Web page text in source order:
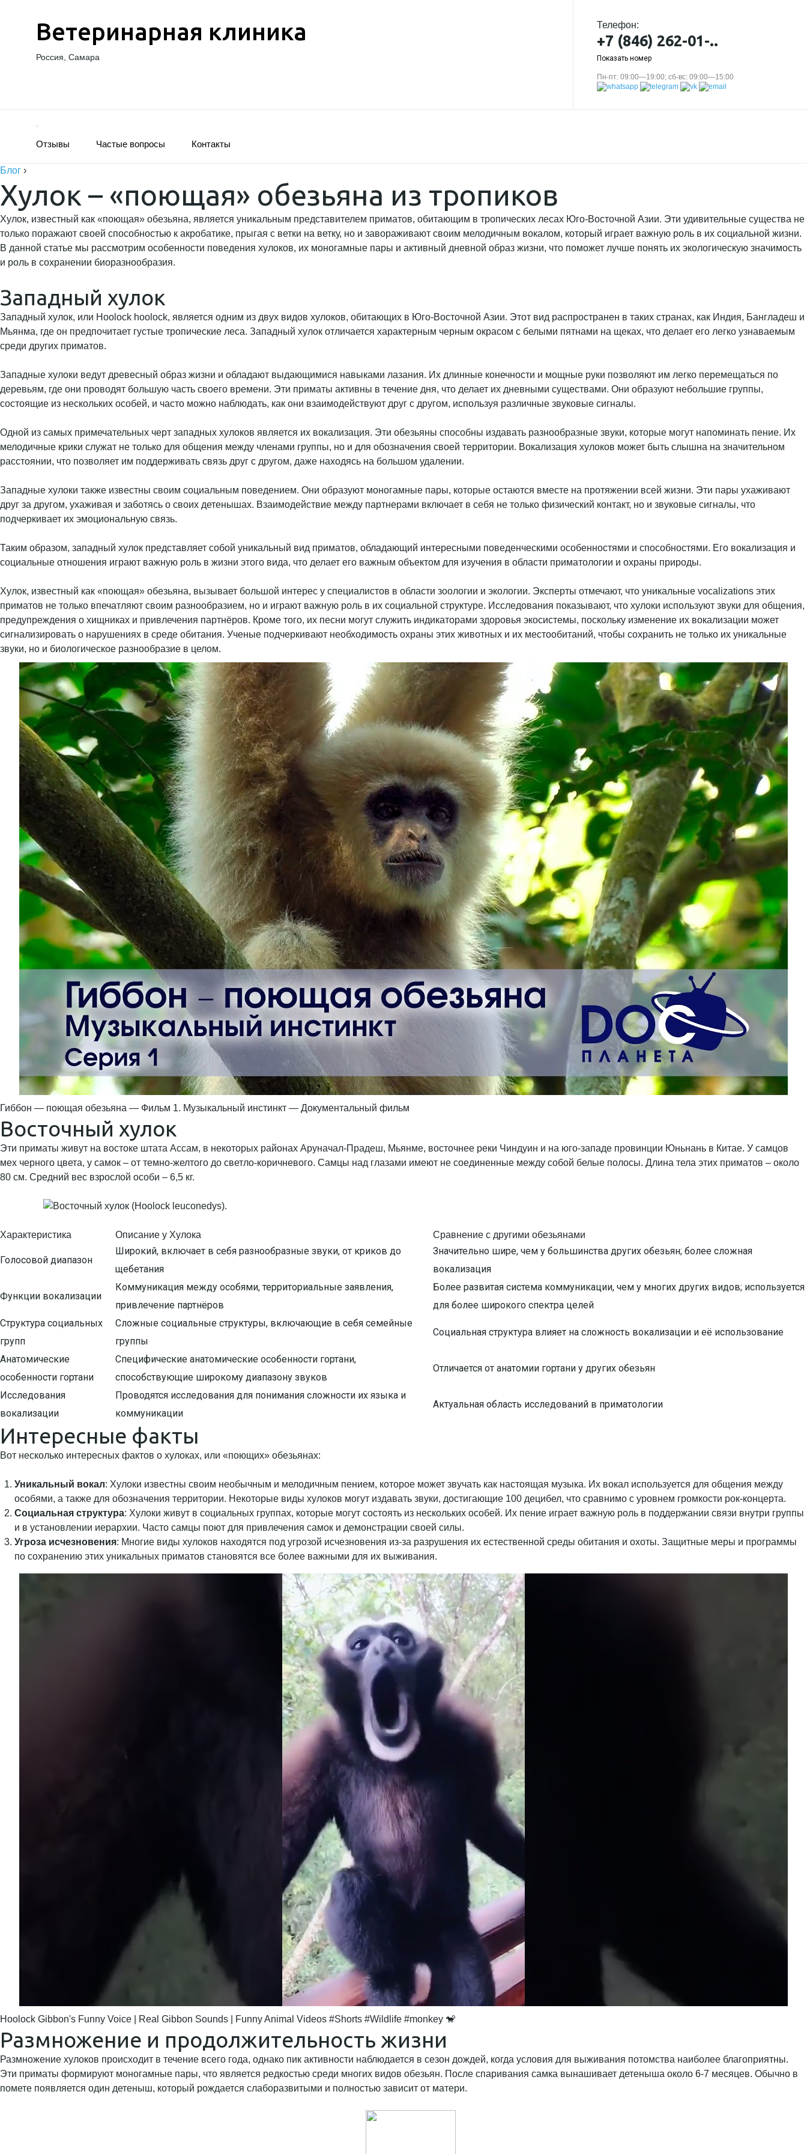
Ветеринарная клиника
Россия, Самара
Телефон:
+7 (846) 262-01-..
Показать номер
Пн-пт: 09:00—19:00; сб-вс: 09:00—15:00
Отзывы Частые вопросы Контакты
Блог ›
Хулок – «поющая» обезьяна из тропиков
Хулок, известный как «поющая» обезьяна, является уникальным представителем приматов, обитающим в тропических лесах Юго-Восточной Азии. Эти удивительные существа не
только поражают своей способностью к акробатике, прыгая с ветки на ветку, но и завораживают своим мелодичным вокалом, который играет важную роль в их социальной жизни.
В данной статье мы рассмотрим особенности поведения хулоков, их моногамные пары и активный дневной образ жизни, что поможет лучше понять их экологическую значимость
и роль в сохранении биоразнообразия.
Западный хулок
Западный хулок, или Hoolock hoolock, является одним из двух видов хулоков, обитающих в Юго-Восточной Азии. Этот вид распространен в таких странах, как Индия, Бангладеш и
Мьянма, где он предпочитает густые тропические леса. Западный хулок отличается характерным черным окрасом с белыми пятнами на щеках, что делает его легко узнаваемым
среди других приматов.
Западные хулоки ведут древесный образ жизни и обладают выдающимися навыками лазания. Их длинные конечности и мощные руки позволяют им легко перемещаться по
деревьям, где они проводят большую часть своего времени. Эти приматы активны в течение дня, что делает их дневными существами. Они образуют небольшие группы,
состоящие из нескольких особей, и часто можно наблюдать, как они взаимодействуют друг с другом, используя различные звуковые сигналы.
Одной из самых примечательных черт западных хулоков является их вокализация. Эти обезьяны способны издавать разнообразные звуки, которые могут напоминать пение. Их
мелодичные крики служат не только для общения между членами группы, но и для обозначения своей территории. Вокализация хулоков может быть слышна на значительном
расстоянии, что позволяет им поддерживать связь друг с другом, даже находясь на большом удалении.
Западные хулоки также известны своим социальным поведением. Они образуют моногамные пары, которые остаются вместе на протяжении всей жизни. Эти пары ухаживают
друг за другом, ухаживая и заботясь о своих детенышах. Взаимодействие между партнерами включает в себя не только физический контакт, но и звуковые сигналы, что
подчеркивает их эмоциональную связь.
Таким образом, западный хулок представляет собой уникальный вид приматов, обладающий интересными поведенческими особенностями и способностями. Его вокализация и
социальные отношения играют важную роль в жизни этого вида, что делает его важным объектом для изучения в области приматологии и охраны природы.
Хулок, известный как «поющая» обезьяна, вызывает большой интерес у специалистов в области зоологии и экологии. Эксперты отмечают, что уникальные vocalizations этих
приматов не только впечатляют своим разнообразием, но и играют важную роль в их социальной структуре. Исследования показывают, что хулоки используют звуки для общения,
предупреждения о хищниках и привлечения партнёров. Кроме того, их песни могут служить индикаторами здоровья экосистемы, поскольку изменение их вокализации может
сигнализировать о нарушениях в среде обитания. Ученые подчеркивают необходимость охраны этих животных и их местообитаний, чтобы сохранить не только их уникальные
звуки, но и биологическое разнообразие в целом.
Гиббон — поющая обезьяна — Фильм 1. Музыкальный инстинкт — Документальный фильм
Восточный хулок
Эти приматы живут на востоке штата Ассам, в некоторых районах Аруначал-Прадеш, Мьянме, восточнее реки Чиндуин и на юго-западе провинции Юньнань в Китае. У самцов
мех черного цвета, у самок – от темно-желтого до светло-коричневого. Самцы над глазами имеют не соединенные между собой белые полосы. Длина тела этих приматов – около
80 см. Средний вес взрослой особи – 6,5 кг.
Характеристика Описание у Хулока Сравнение с другими обезьянами
Голосовой диапазон
Широкий, включает в себя разнообразные звуки, от криков до
щебетания
Значительно шире, чем у большинства других обезьян; более сложная
вокализация
Функции вокализации
Коммуникация между особями, территориальные заявления,
привлечение партнёров
Более развитая система коммуникации, чем у многих других видов; используется
для более широкого спектра целей
Структура социальных
групп
Сложные социальные структуры, включающие в себя семейные
группы
Социальная структура влияет на сложность вокализации и её использование
Анатомические
особенности гортани
Специфические анатомические особенности гортани,
способствующие широкому диапазону звуков
Отличается от анатомии гортани у других обезьян
Исследования
вокализации
Проводятся исследования для понимания сложности их языка и
коммуникации
Актуальная область исследований в приматологии
Интересные факты
Вот несколько интересных фактов о хулоках, или «поющих» обезьянах:
Уникальный вокал: Хулоки известны своим необычным и мелодичным пением, которое может звучать как настоящая музыка. Их вокал используется для общения между
особями, а также для обозначения территории. Некоторые виды хулоков могут издавать звуки, достигающие 100 децибел, что сравнимо с уровнем громкости рок-концерта.
Социальная структура: Хулоки живут в социальных группах, которые могут состоять из нескольких особей. Их пение играет важную роль в поддержании связи внутри группы
и в установлении иерархии. Часто самцы поют для привлечения самок и демонстрации своей силы.
Угроза исчезновения: Многие виды хулоков находятся под угрозой исчезновения из-за разрушения их естественной среды обитания и охоты. Защитные меры и программы
по сохранению этих уникальных приматов становятся все более важными для их выживания.
Hoolock Gibbon's Funny Voice | Real Gibbon Sounds | Funny Animal Videos #Shorts #Wildlife #monkey 🐒
Размножение и продолжительность жизни
Размножение хулоков происходит в течение всего года, однако пик активности наблюдается в сезон дождей, когда условия для выживания потомства наиболее благоприятны.
Эти приматы формируют моногамные пары, что является редкостью среди многих видов обезьян. После спаривания самка вынашивает детеныша около 6-7 месяцев. Обычно в
помете появляется один детеныш, который рождается слаборазвитыми и полностью зависит от матери.